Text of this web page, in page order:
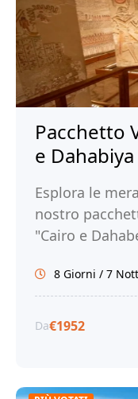
Pacchetto
e
Esplora le
nostro
"Cairo e
Assuan e
8 Giorni / 7
Da€1952